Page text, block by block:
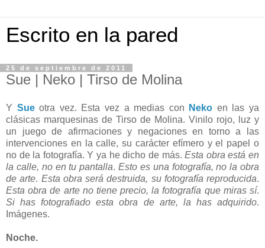
Escrito en la pared
25 de septiembre de 2011
Sue | Neko | Tirso de Molina
Y Sueotra vez. Esta vez a medias con Neko en las ya
clásicas marquesinas de Tirso de Molina. Vinilo rojo, luz y
un juego de afirmaciones y negaciones en torno a las
intervenciones en la calle, su carácter efímero y el papel o
no de la fotografía. Y ya he dicho de más.Esta obra está en
la calle, no en tu pantalla.Esto es una fotografía, no la obra
de arte. Esta obra será destruida, su fotografía reproducida.
Esta obra de arte no tiene precio, la fotografía que miras sí.
Si has fotografiado esta obra de arte, la has adquirido.
Imágenes.
Noche.